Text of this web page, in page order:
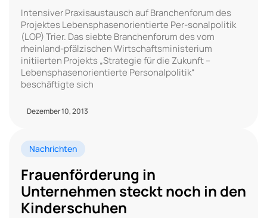
Intensiver Praxisaustausch auf Branchenforum des
Projektes Lebensphasenorientierte Per-sonalpolitik
(LOP) Trier. Das siebte Branchenforum des vom
rheinland-pfälzischen Wirtschaftsministerium
initiierten Projekts „Strategie für die Zukunft –
Lebensphasenorientierte Personalpolitik“
beschäftigte sich
Dezember 10, 2013
Nachrichten
Frauenförderung in
Unternehmen steckt noch in den
Kinderschuhen